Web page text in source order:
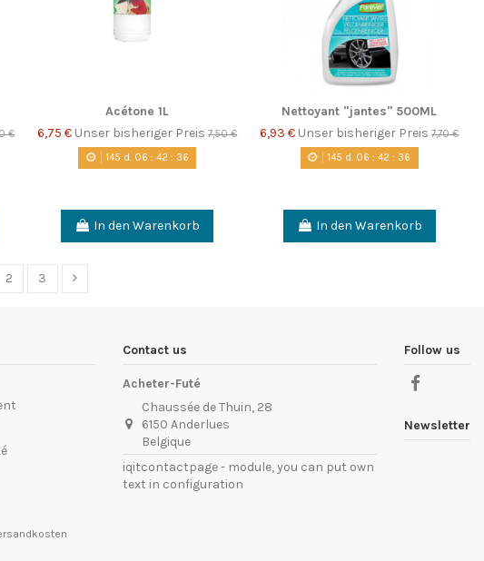
€
Acétone 1L
6,75 € Unser bisheriger Preis7,50 €
145 d. 06 : 42 : 35
In den Warenkorb
Nettoyant "jantes" 500ML
6,93 € Unser bisheriger Preis7,70 €
145 d. 06 :42 : 35
In den Warenkorb
2 3
Contact us
Acheter-Futé
Chaussée de Thuin, 28
6150 Anderlues
Belgique
iqitcontactpage - module, you can put own
text in configuration
Follow us
Newsletter